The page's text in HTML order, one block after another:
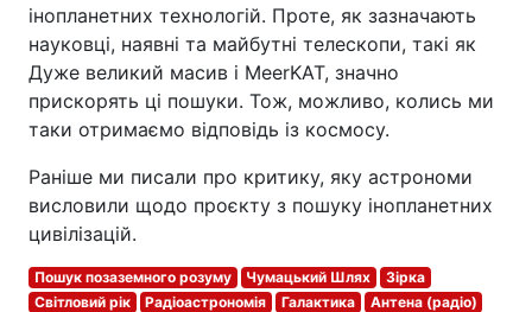
інопланетних технологій. Проте, як зазначають
науковці, наявні та майбутні телескопи, такі як
Дуже великий масив і MeerKAT, значно
прискорять ці пошуки. Тож, можливо, колись ми
таки отримаємо відповідь із космосу.
Раніше ми писали про критику, яку астрономи
висловили щодо проєкту з пошуку інопланетних
цивілізацій.
Пошук позаземного розуму Чумацький Шлях
Зірка
Світловий рік
Радіоастрономія Галактика
Антена (радіо)